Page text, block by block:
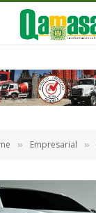
» Empresarial »